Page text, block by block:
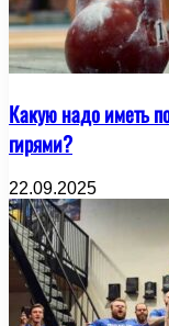
Какую надо иметь
гирями?
22.09.2025